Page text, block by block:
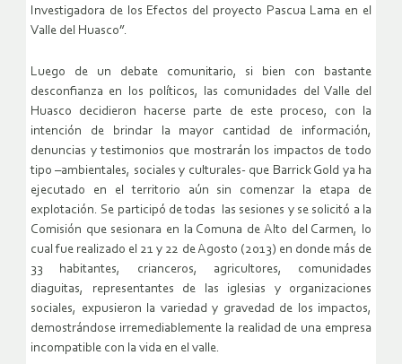
Investigadora de los Efectos del proyecto Pascua Lama en el
Valle del Huasco”.
Luego de un debate comunitario, si bien con bastante
desconfianza en los políticos, las comunidades del Valle del
Huasco decidieron hacerse parte de este proceso, con la
intención de brindar la mayor cantidad de información,
denuncias y testimonios que mostrarán los impactos de todo
tipo –ambientales, sociales y culturales- que Barrick Gold ya ha
ejecutado en el territorio aún sin comenzar la etapa de
explotación. Se participó de todas las sesiones y se solicitó a la
Comisión que sesionara en la Comuna de Alto del Carmen, lo
cual fue realizado el 21 y 22 de Agosto (2013) en donde más de
33 habitantes, crianceros, agricultores, comunidades
diaguitas, representantes de las iglesias y organizaciones
sociales, expusieron la variedad y gravedad de los impactos,
demostrándose irremediablemente la realidad de una empresa
incompatible con la vida en el valle.